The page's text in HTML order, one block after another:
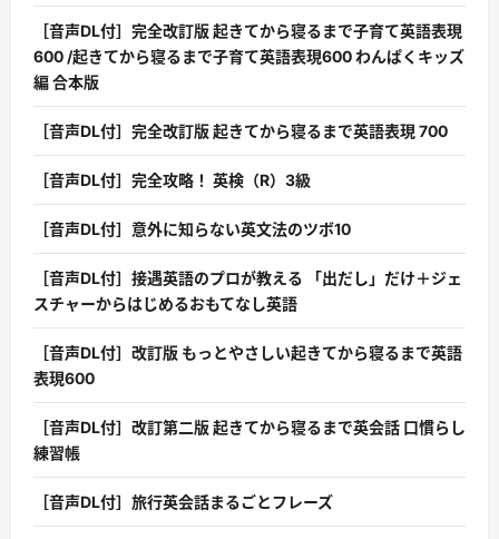
［音声DL付］完全改訂版 起きてから寝るまで子育て英語表現
600 /起きてから寝るまで子育て英語表現600 わんぱくキッズ
編 合本版
［音声DL付］完全改訂版 起きてから寝るまで英語表現 700
［音声DL付］完全攻略！ 英検（R）3級
［音声DL付］意外に知らない英文法のツボ10
［音声DL付］接遇英語のプロが教える 「出だし」だけ＋ジェ
スチャーからはじめるおもてなし英語
［音声DL付］改訂版 もっとやさしい起きてから寝るまで英語
表現600
［音声DL付］改訂第二版 起きてから寝るまで英会話 口慣らし
練習帳
［音声DL付］旅行英会話まるごとフレーズ